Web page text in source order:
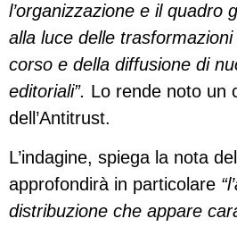
l’organizzazione e il quadro
alla luce delle
corso e della diffusione di
editoriali”. Lo rende noto un
dell’Antitrust.
L’indagine, spiega la nota
approfondirà in particolare
distribuzione che appare